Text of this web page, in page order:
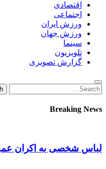
اقتصادی
اجتماعی
ورزش ایران
ورزش جهان
سینما
تلویزیون
گزارش تصویری
Search
for:
Search
Breaking News
لباس شخصی به اکران